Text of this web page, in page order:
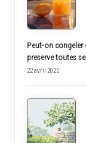
Peut-on congeler
preserve toutes
22 avril 2025